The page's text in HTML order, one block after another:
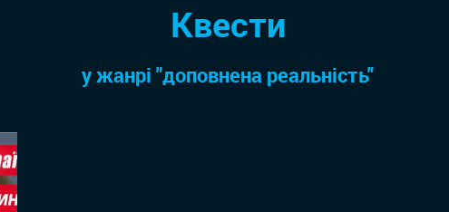
Квести
у жанрi "доповнена реальність"